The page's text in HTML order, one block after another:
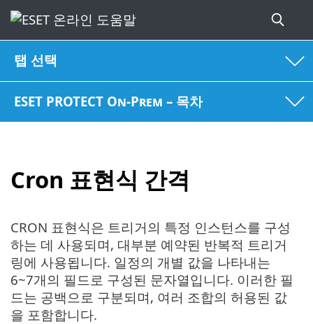
탭 선택
ESET PROTECT On-Prem – 목차
Cron 표현식 간격
CRON 표현식은 트리거의 특정 인스턴스를 구성
하는 데 사용되며, 대부분 예약된 반복적 트리거
링에 사용됩니다. 일정의 개별 값을 나타내는
6~7개의 필드로 구성된 문자열입니다. 이러한 필
드는 공백으로 구분되며, 여러 조합의 허용된 값
을 포함합니다.